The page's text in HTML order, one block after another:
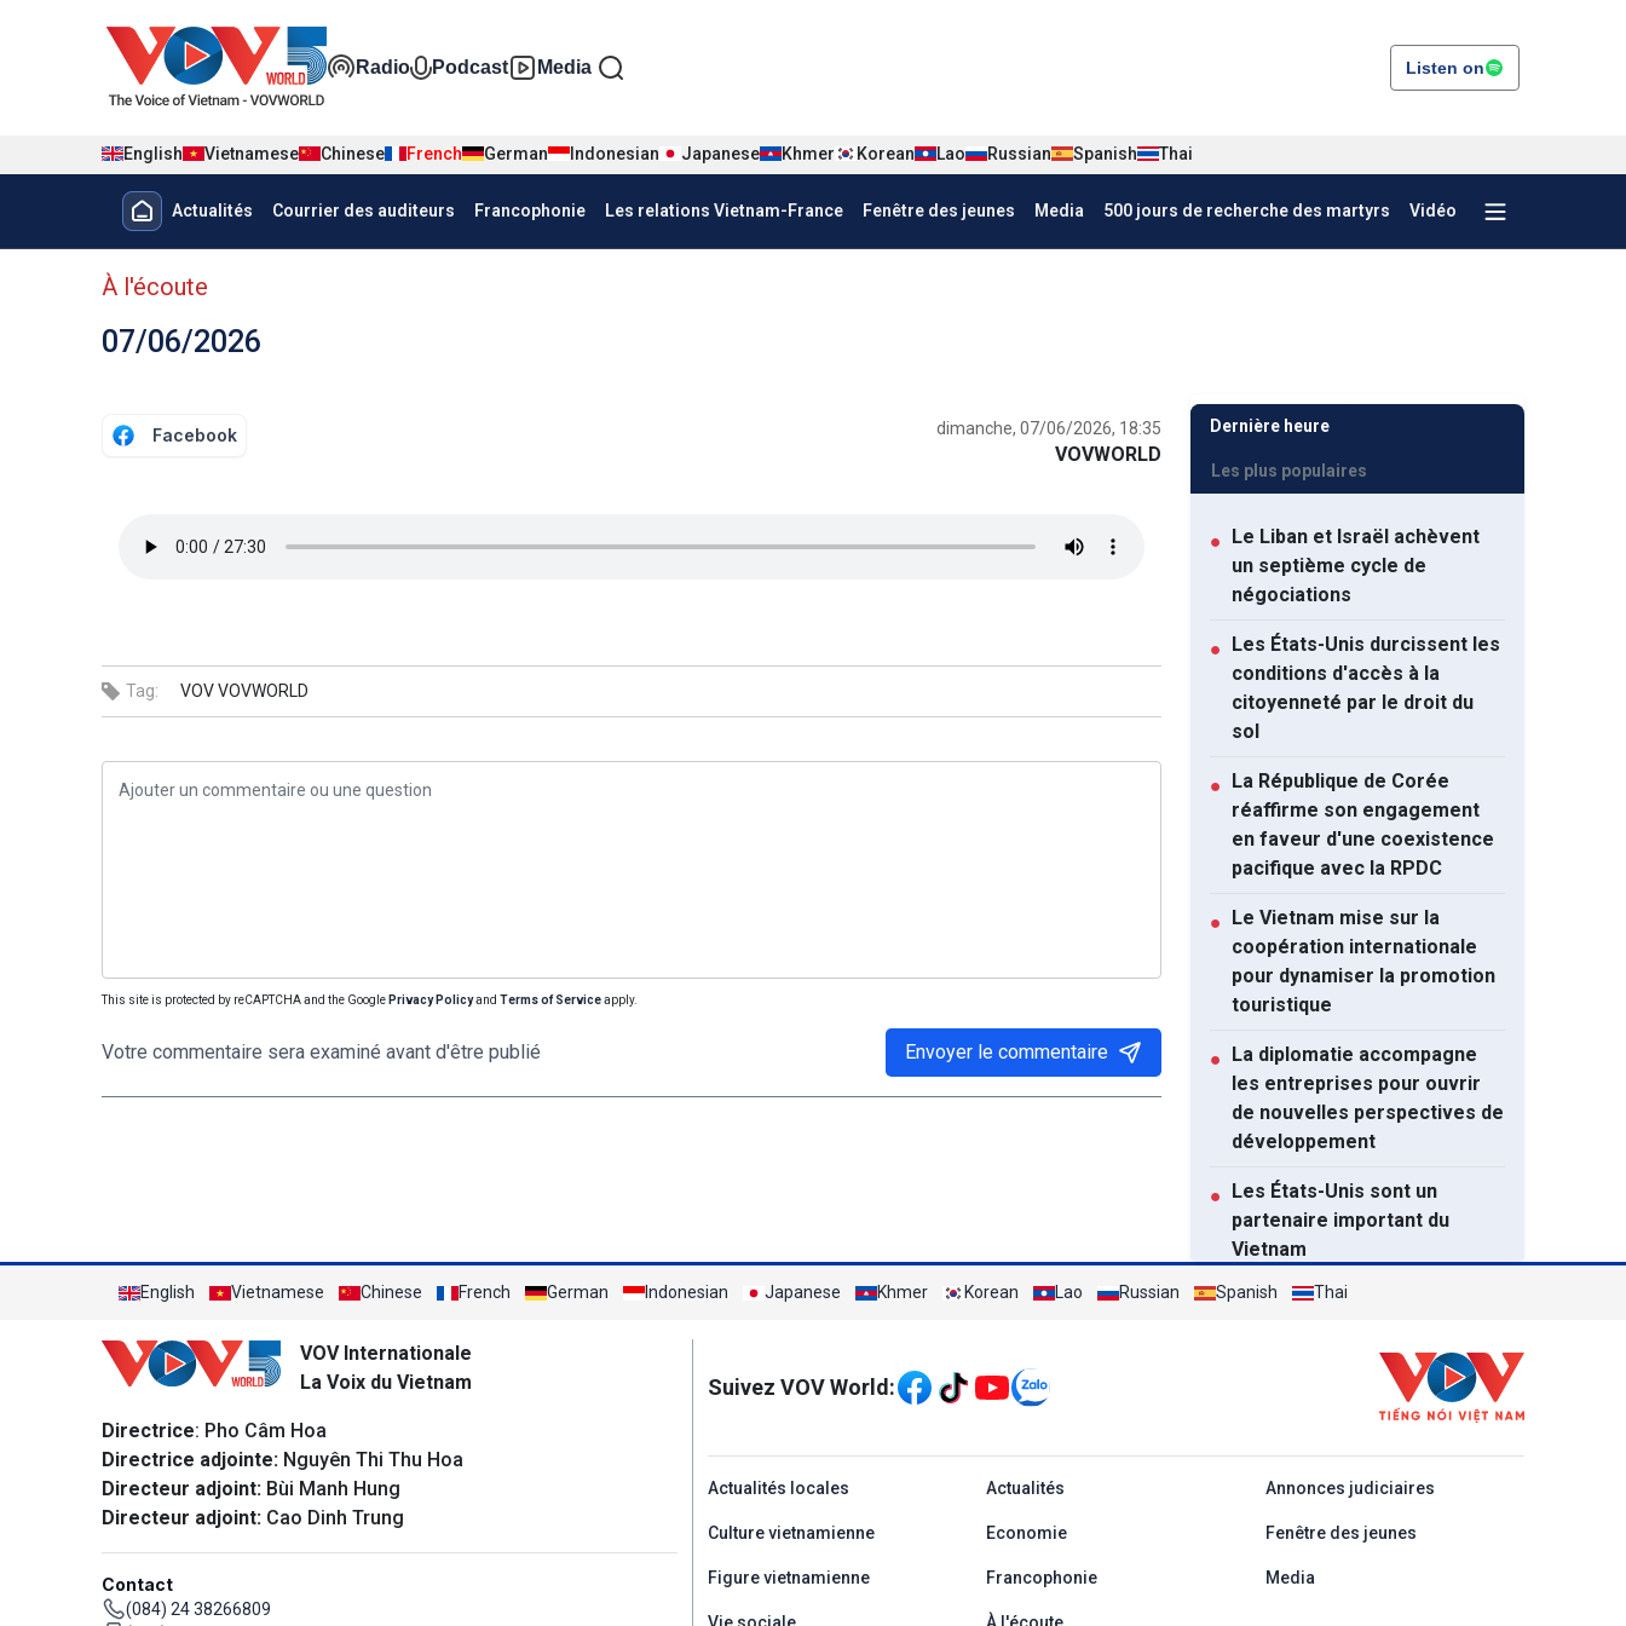
Đa phương tiện tiếng Pháp
Radio Podcast Media Listen on
English Vietnamese Chinese French German Indonesian Japanese Khmer Korean Lao Russian Spanish Thai
Menu trang chủ tiếng Pháp
Actualités Courrier des auditeurs Francophonie Les relations Vietnam-France Fenêtre des jeunes Media 500 jours de recherche des martyrs Vidéo
menu phụ tiếng Pháp
À l'écoute
07/06/2026
Facebook dimanche, 07/06/2026, 18:35
VOVWORLD
Tag: VOVVOVWORLD
This site is protected by reCAPTCHA and the Google Privacy Policyand Terms of Serviceapply.
Votre commentaire sera examiné avant d'être publié Envoyer le commentaire
Dernière heure
Les plus populaires
● Le Liban et Israël achèvent
un septième cycle de
négociations
● Les États-Unis durcissent les
conditions d'accès à la
citoyenneté par le droit du
sol
● La République de Corée
réaffirme son engagement
en faveur d'une coexistence
pacifique avec la RPDC
● Le Vietnam mise sur la
coopération internationale
pour dynamiser la promotion
touristique
● La diplomatie accompagne
les entreprises pour ouvrir
de nouvelles perspectives de
développement
● Les États-Unis sont un
partenaire important du
Vietnam
● Le Vietnam et la Malaisie
de 20 milliards de dollars
Dynamiser le partenariat
Thaïlande
penche sur plusieurs projets
de loi et de résolution
English Vietnamese Chinese French German Indonesian Japanese Khmer Korean Lao Russian Spanish Thai
VOV Internationale
La Voix du Vietnam
Directrice: Pho Câm Hoa
Directrice adjointe: Nguyên Thi Thu Hoa
Directeur adjoint: Bùi Manh Hung
Directeur adjoint: Cao Dinh Trung
Contact
(084) 24 38266809
Mạng xã hội
Suivez VOV World:
menu footer tiếng Pháp
Actualités locales Actualités Annonces judiciaires
Culture vietnamienne Economie Fenêtre des jeunes
Figure vietnamienne Francophonie Media